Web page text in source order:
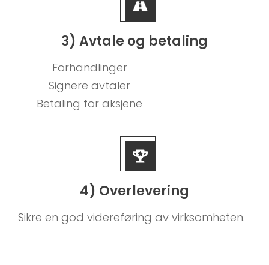
3) Avtale og betaling
Forhandlinger
Signere avtaler
Betaling for aksjene
4) Overlevering
Sikre en god videreføring av virksomheten.